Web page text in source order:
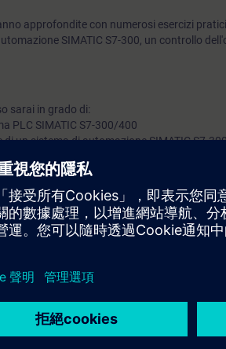
approfondite con numerosi esercizi
SIMATIC S7-300, un controllo
sarai in grado di:
PLC SIMATIC S7-300/400
un sistema di automazione SIMATIC S7-
errori hardware utilizzando i LED del
guasti del software utilizzando gli strumenti
piccoli programmi
ingressi e uscite digitali
un progetto S7
conoscenze base dei sistemi di automazione.
in modalità Virtual Classroom.